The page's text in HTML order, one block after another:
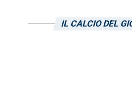
IL CALCIO DEL